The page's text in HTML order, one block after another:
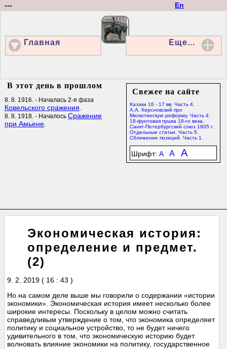
En
---
Главная Еще...
Свежее на сайте
Казаки 16 - 17 вв. Часть 4.
А.А. Керсновский про
Милютинскую реформу. Часть 4.
18-фунтовая пушка 18-го века.
Санкт-Петербургский союз 1805 г.
Отдельные статьи. Часть 5.
Сближение позиций. Часть 1.
Шрифт: A A A
В этот день в прошлом
8. 8. 1916. - Началась 2-я фаза
Ковельского сражения.
8. 8. 1918. - Началось Сражение
при Амьене.
Экономическая история:
определение и предмет.
(2)
9. 2. 2019 ( 16 : 43 )
Но на самом деле выше мы говорили о содержании «истории
экономики». Экономическая история имеет несколько более
широкие интересы. Поскольку в целом можно считать
справедливым утверждение о том, что экономика определяет
политику и социальное устройство, то не будет ничего
удивительного в том, что экономическую историю будет
волновать влияние экономики на политику, государственное